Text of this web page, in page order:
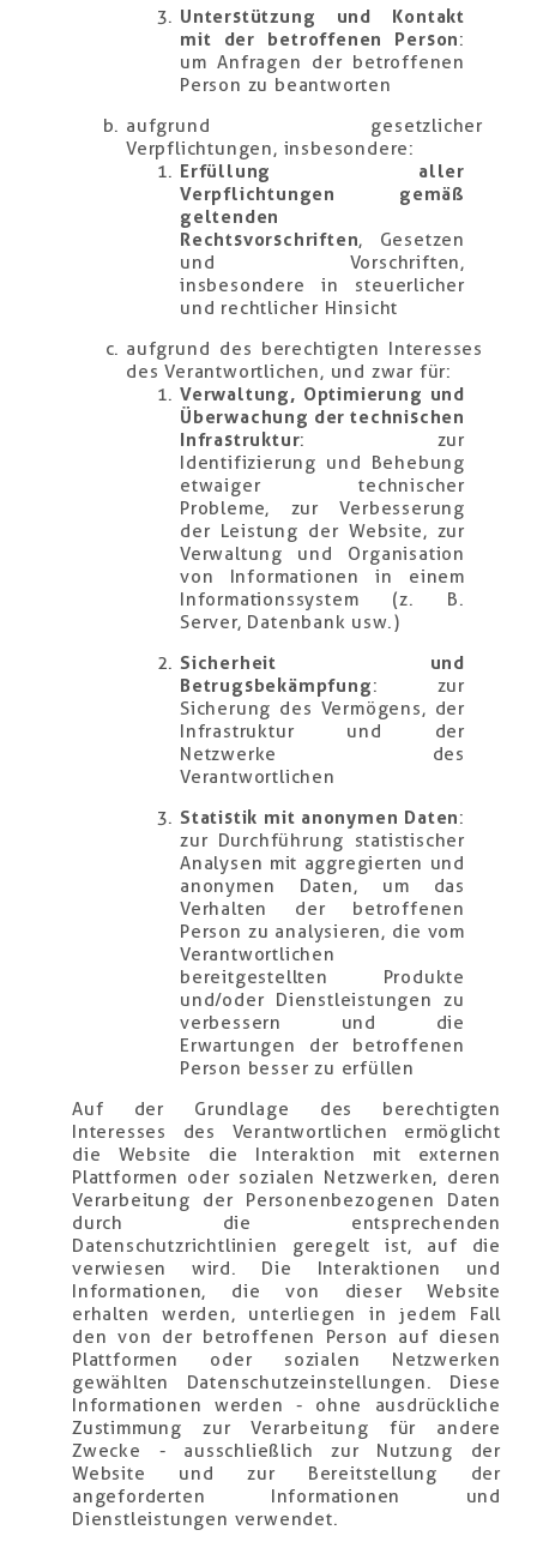
Unterstützung und Kontakt
mit der betroffenen Person:
um Anfragen der betroffenen
Person zu beantworten
aufgrund gesetzlicher
Verpflichtungen, insbesondere:
Erfüllung aller
Verpflichtungen gemäß
geltenden
Rechtsvorschriften, Gesetzen
und Vorschriften,
insbesondere in steuerlicher
und rechtlicher Hinsicht
aufgrund des berechtigten Interesses
des Verantwortlichen, und zwar für:
Verwaltung, Optimierung und
Überwachung der technischen
Infrastruktur: zur
Identifizierung und Behebung
etwaiger technischer
Probleme, zur Verbesserung
der Leistung der Website, zur
Verwaltung und Organisation
von Informationen in einem
Informationssystem (z. B.
Server, Datenbank usw.)
Sicherheit und
Betrugsbekämpfung: zur
Sicherung des Vermögens, der
Infrastruktur und der
Netzwerke des
Verantwortlichen
Statistik mit anonymen Daten:
zur Durchführung statistischer
Analysen mit aggregierten und
anonymen Daten, um das
Verhalten der betroffenen
Person zu analysieren, die vom
Verantwortlichen
bereitgestellten Produkte
und/oder Dienstleistungen zu
verbessern und die
Erwartungen der betroffenen
Person besser zu erfüllen
Auf der Grundlage des berechtigten
Interesses des Verantwortlichen ermöglicht
die Website die Interaktion mit externen
Plattformen oder sozialen Netzwerken, deren
Verarbeitung der Personenbezogenen Daten
durch die entsprechenden
Datenschutzrichtlinien geregelt ist, auf die
verwiesen wird. Die Interaktionen und
Informationen, die von dieser Website
erhalten werden, unterliegen in jedem Fall
den von der betroffenen Person auf diesen
Plattformen oder sozialen Netzwerken
gewählten Datenschutzeinstellungen. Diese
Informationen werden - ohne ausdrückliche
Zustimmung zur Verarbeitung für andere
Zwecke - ausschließlich zur Nutzung der
Website und zur Bereitstellung der
angeforderten Informationen und
Dienstleistungen verwendet.